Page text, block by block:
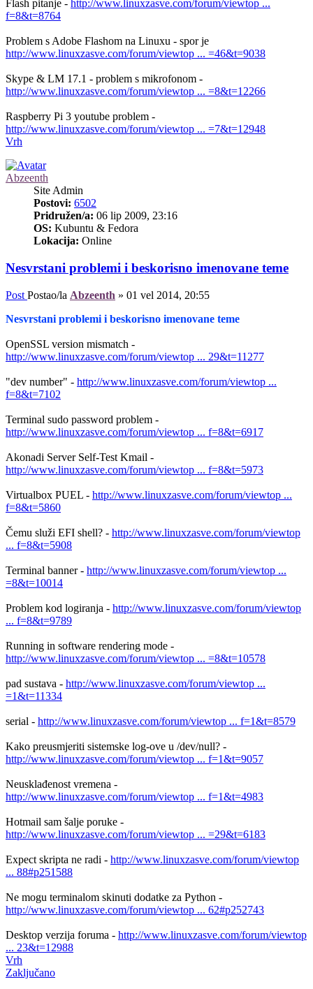
Flash pitanje - http://www.linuxzasve.com/forum/viewtop ...
f=8&t=8764
Problem s Adobe Flashom na Linuxu - spor je
http://www.linuxzasve.com/forum/viewtop ... =46&t=9038
Skype & LM 17.1 - problem s mikrofonom -
http://www.linuxzasve.com/forum/viewtop ... =8&t=12266
Raspberry Pi 3 youtube problem -
http://www.linuxzasve.com/forum/viewtop ... =7&t=12948
Vrh
Abzeenth
Site Admin
Postovi: 6502
Pridružen/a: 06 lip 2009, 23:16
OS: Kubuntu & Fedora
Lokacija: Online
Nesvrstani problemi i beskorisno imenovane teme
Post Postao/la Abzeenth » 01 vel 2014, 20:55
Nesvrstani problemi i beskorisno imenovane teme
OpenSSL version mismatch -
http://www.linuxzasve.com/forum/viewtop ... 29&t=11277
"dev number" - http://www.linuxzasve.com/forum/viewtop ...
f=8&t=7102
Terminal sudo password problem -
http://www.linuxzasve.com/forum/viewtop ... f=8&t=6917
Akonadi Server Self-Test Kmail -
http://www.linuxzasve.com/forum/viewtop ... f=8&t=5973
Virtualbox PUEL - http://www.linuxzasve.com/forum/viewtop ...
f=8&t=5860
Čemu služi EFI shell? - http://www.linuxzasve.com/forum/viewtop
... f=8&t=5908
Terminal banner - http://www.linuxzasve.com/forum/viewtop ...
=8&t=10014
Problem kod logiranja - http://www.linuxzasve.com/forum/viewtop
... f=8&t=9789
Running in software rendering mode -
http://www.linuxzasve.com/forum/viewtop ... =8&t=10578
pad sustava - http://www.linuxzasve.com/forum/viewtop ...
=1&t=11334
serial - http://www.linuxzasve.com/forum/viewtop ... f=1&t=8579
Kako preusmjeriti sistemske log-ove u /dev/null? -
http://www.linuxzasve.com/forum/viewtop ... f=1&t=9057
Neusklađenost vremena -
http://www.linuxzasve.com/forum/viewtop ... f=1&t=4983
Hotmail sam šalje poruke -
http://www.linuxzasve.com/forum/viewtop ... =29&t=6183
Expect skripta ne radi - http://www.linuxzasve.com/forum/viewtop
... 88#p251588
Ne mogu terminalom skinuti dodatke za Python -
http://www.linuxzasve.com/forum/viewtop ... 62#p252743
Desktop verzija foruma - http://www.linuxzasve.com/forum/viewtop
... 23&t=12988
Vrh
Zaključano